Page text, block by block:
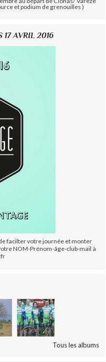
et podium de grenouilles )
17 AVRIL 2016
facilter votre journée et monter
NOM-Prénom-âge-club-mail à
Tous les albums